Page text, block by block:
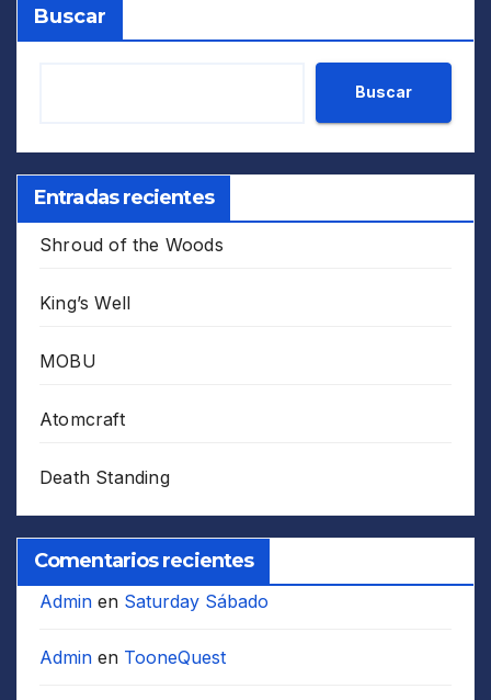
Buscar
Buscar
Entradas recientes
Shroud of the Woods
King’s Well
MOBU
Atomcraft
Death Standing
Comentarios recientes
Admin en Saturday Sábado
Admin en TooneQuest